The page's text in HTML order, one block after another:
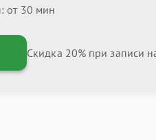
от 30 мин
Скидка 20% при записи